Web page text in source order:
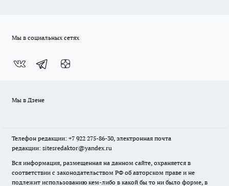
Мы в социальных сетях
Мы в Дзене
Телефон редакции: +7 922 275-86-30, электронная почта
редакции: sitesredaktor@yandex.ru
Вся информация, размещенная на данном сайте, охраняется в
соответствии с законодательством РФ об авторском праве и не
подлежит использованию кем-либо в какой бы то ни было форме, в